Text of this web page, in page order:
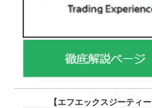
【エフエックスジーティー